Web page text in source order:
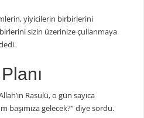
yiyicilerin birbirlerini
sizin üzerinize çullanmaya
Rasulü, o gün sayıca
başımıza gelecek?” diye sordu.